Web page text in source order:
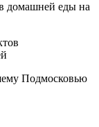
домашней еды на
Подмосковью